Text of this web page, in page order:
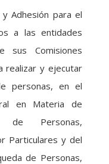
y Adhesión para el
a las entidades
sus Comisiones
realizar y ejecutar
personas, en el
en Materia de
de Personas,
Particulares y del
de Personas,